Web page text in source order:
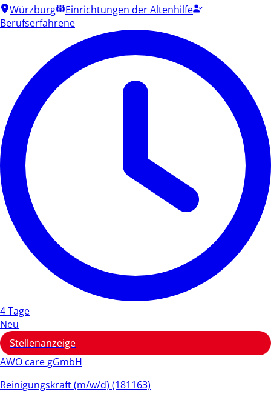
Würzburg
Einrichtungen der Altenhilfe
Berufserfahrene
4 Tage
Neu
Stellenanzeige
AWO care gGmbH
Reinigungskraft (m/w/d) (181163)